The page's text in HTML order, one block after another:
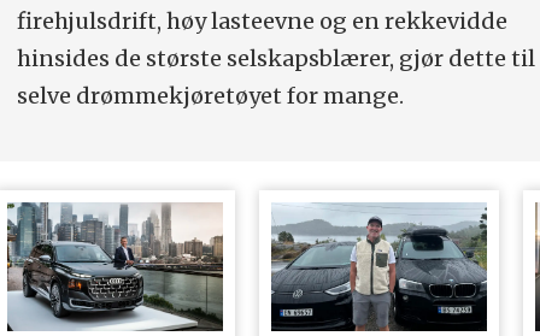
firehjulsdrift, høy lasteevne og en rekkevidde
hinsides de største selskapsblærer, gjør dette til
selve drømmekjøretøyet for mange.